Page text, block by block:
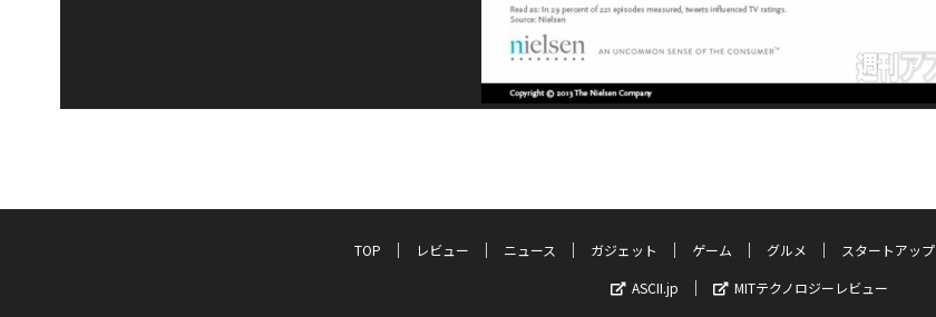
TOP レビュー ニュース ガジェット ゲーム グルメ スタートアップ
ASCII.jp
MITテクノロジーレビュー